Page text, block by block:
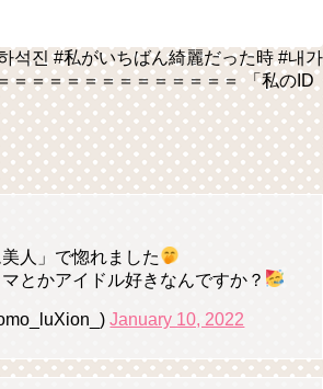
석진 #私がいちばん綺麗だった時 #내가
＝＝＝＝＝＝＝＝＝＝＝＝＝ 「私のID
人」で惚れました
とかアイドル好きなんですか？
January 10, 2022